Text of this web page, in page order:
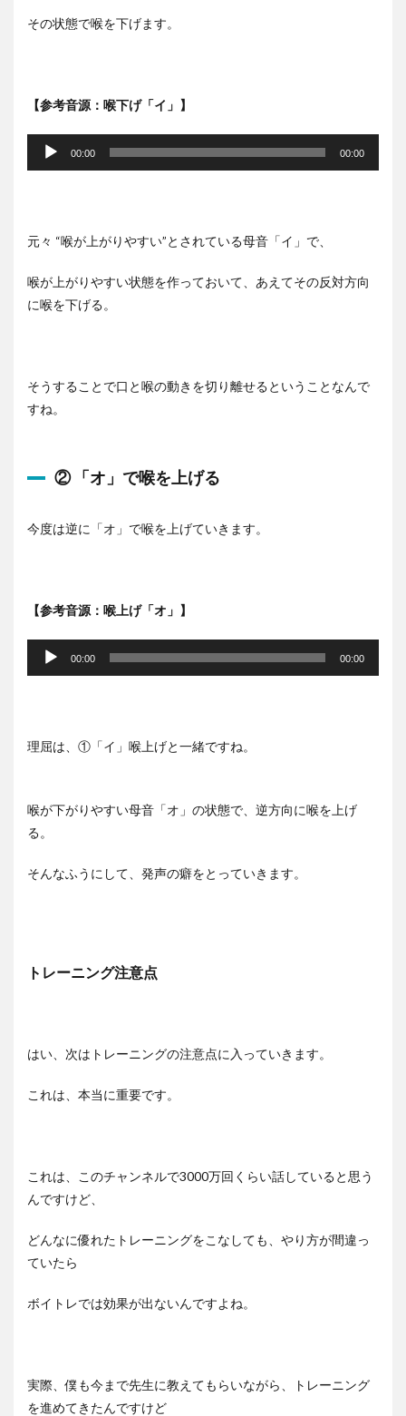
その状態で喉を下げます。
【参考音源：喉下げ「イ」】
プ
ヤ
00:00 00:00
元々 “喉が上がりやすい”とされている母音「イ」で、
喉が上がりやすい状態を作っておいて、あえてその反対方向
に喉を下げる。
そうすることで口と喉の動きを切り離せるということなんで
すね。
② 「オ」で喉を上げる
今度は逆に「オ」で喉を上げていきます。
【参考音源：喉上げ「オ」】
プ
ヤ
00:00 00:00
理屈は、①「イ」喉上げと一緒ですね。
喉が下がりやすい母音「オ」の状態で、逆方向に喉を上げ
る。
そんなふうにして、発声の癖をとっていきます。
トレーニング注意点
はい、次はトレーニングの注意点に入っていきます。
これは、本当に重要です。
これは、このチャンネルで3000万回くらい話していると思う
んですけど、
どんなに優れたトレーニングをこなしても、やり方が間違っ
ていたら
ボイトレでは効果が出ないんですよね。
実際、僕も今まで先生に教えてもらいながら、トレーニング
を進めてきたんですけど